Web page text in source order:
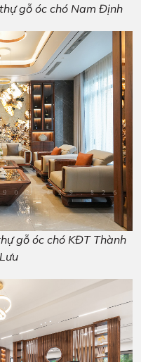
gỗ óc chó Nam Định
gỗ óc chó KĐT Thành